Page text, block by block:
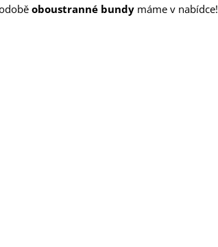
oboustranné bundy máme v nabídce!